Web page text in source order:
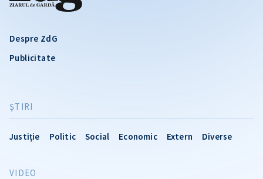
Despre ZdG
Publicitate
ŞTIRI
Justiție Politic Social Economic Extern Diverse
VIDEO